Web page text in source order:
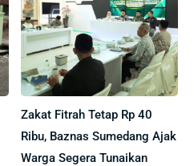
Zakat Fitrah Tetap Rp 40
Ribu, Baznas Sumedang Ajak
Warga Segera Tunaikan